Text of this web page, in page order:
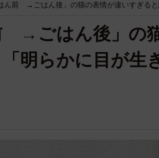
ん前 →ごはん後」の猫の表情が違いすぎる
→ごはん後」の
明らかに目が生